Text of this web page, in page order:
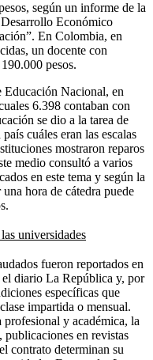
según un informe de la
Económico
En Colombia, en
un docente con
pesos.
Nacional, en
6.398 contaban con
se dio a la tarea de
cuáles eran las escalas
mostraron reparos
medio consultó a varios
en este tema y según la
hora de cátedra puede
universidades
fueron reportados en
diario La República y, por
específicas que
impartida o mensual.
y académica, la
en revistas
contrato determinan su